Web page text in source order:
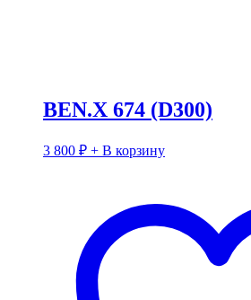
BEN.X 674 (D300)
3 800 ₽ + В корзину